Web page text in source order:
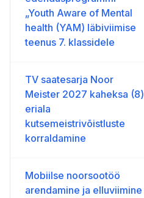
„Youth Aware of Mental
health (YAM) läbiviimise
teenus 7. klassidele
TV saatesarja Noor
Meister 2027 kaheksa (8)
eriala
kutsemeistrivõistluste
korraldamine
Mobiilse noorsootöö
arendamine ja elluviimine